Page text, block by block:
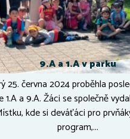
9.A a 1.A v parku
25. června 2024 proběhla
1.A a 9.A. Žáci se společně
kde si deváťáci pro
program,...